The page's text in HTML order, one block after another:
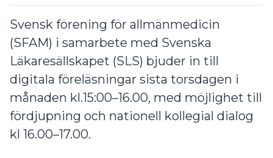
Svensk förening för allmänmedicin
(SFAM) i samarbete med Svenska
Läkaresällskapet (SLS) bjuder in till
digitala föreläsningar sista torsdagen i
månaden kl.15:00–16.00, med möjlighet till
fördjupning och nationell kollegial dialog
kl 16.00–17.00.